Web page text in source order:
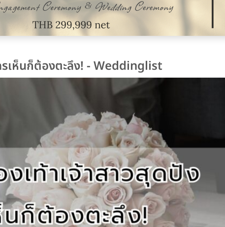
รเห็นก็ต้องตะลึง! - Weddinglist